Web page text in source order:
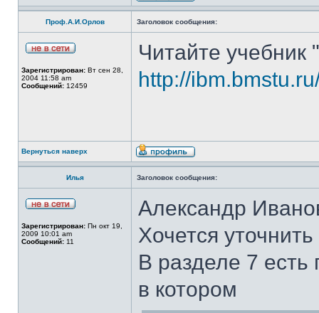
Проф.А.И.Орлов Заголовок сообщения:
Зарегистрирован: Вт сен 28,
2004 11:58 am
Сообщений: 12459
Читайте учебник
http://
Вернуться наверх
Илья Заголовок сообщения:
Зарегистрирован: Пн окт 19,
2009 10:01 am
Сообщений: 11
Александр
Хочется
В разделе 7
в котором